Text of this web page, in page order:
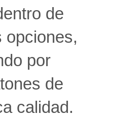
de
opciones,
por
de
calidad.